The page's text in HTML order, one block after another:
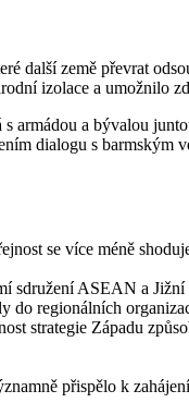
další země převrat
izolace a umožnilo
armádou a bývalou
dialogu s barmským
se více méně
sdružení ASEAN a
regionálních
strategie Západu
přispělo k